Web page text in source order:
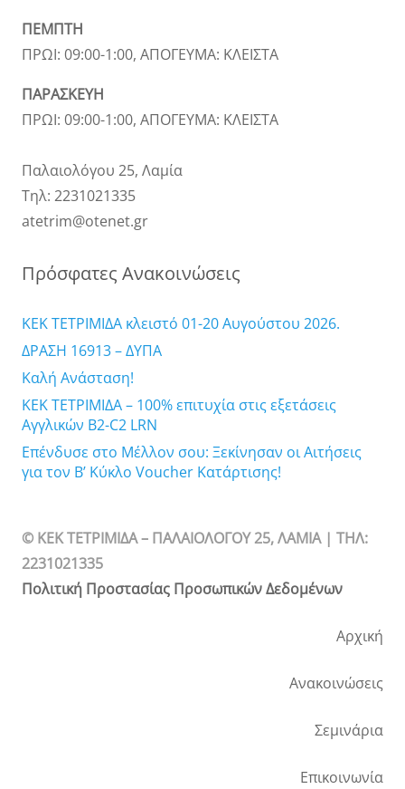
ΠΕΜΠΤΗ
ΠΡΩΙ: 09:00-1:00, ΑΠΟΓΕΥΜΑ: ΚΛΕΙΣΤΑ
ΠΑΡΑΣΚΕΥΗ
ΠΡΩΙ: 09:00-1:00, ΑΠΟΓΕΥΜΑ: ΚΛΕΙΣΤΑ
Παλαιολόγου 25, Λαμία
Τηλ: 2231021335
atetrim@otenet.gr
Πρόσφατες Ανακοινώσεις
ΚΕΚ ΤΕΤΡΙΜΙΔΑ κλειστό 01-20 Αυγούστου 2026.
ΔΡΑΣΗ 16913 – ΔΥΠΑ
Καλή Ανάσταση!
ΚΕΚ ΤΕΤΡΙΜΙΔΑ – 100% επιτυχία στις εξετάσεις
Αγγλικών B2-C2 LRN
Επένδυσε στο Μέλλον σου: Ξεκίνησαν οι Αιτήσεις
για τον Β’ Κύκλο Voucher Κατάρτισης!
© ΚΕΚ ΤΕΤΡΙΜΙΔΑ – ΠΑΛΑΙΟΛΟΓΟΥ 25, ΛΑΜΙΑ | TΗΛ:
2231021335
Πολιτική Προστασίας Προσωπικών Δεδομένων
Αρχική
Ανακοινώσεις
Σεμινάρια
Επικοινωνία